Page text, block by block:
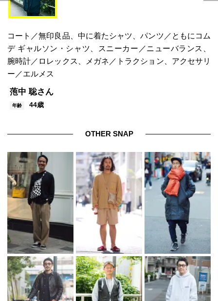
コート／無印良品、中に着たシャツ、パンツ／ともにコム
デ ギャルソン・シャツ、スニーカー／ニューバランス、
腕時計／ロレックス、メガネ／トラクション、アクセサリ
ー／エルメス
萢中 聡さん
年齢 44歳
OTHER SNAP